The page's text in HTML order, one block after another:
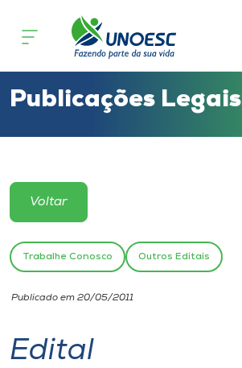
Cursos
Atendimento ao Estudante
Portal de Ensino
Unoesc
Internacionalização
Publicações Legais
Voltar
Trabalhe Conosco Outros Editais
Publicado em 20/05/2011
Edital